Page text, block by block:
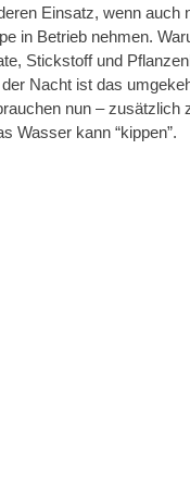
Einsatz, wenn auch
in Betrieb nehmen.
Stickstoff und
Nacht ist das
nun – zusätzlich
Wasser kann “kippen”.